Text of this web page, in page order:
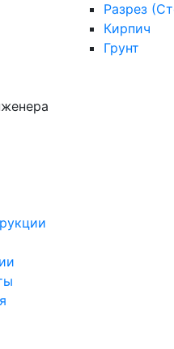
Разрез
Кирпич
Грунт